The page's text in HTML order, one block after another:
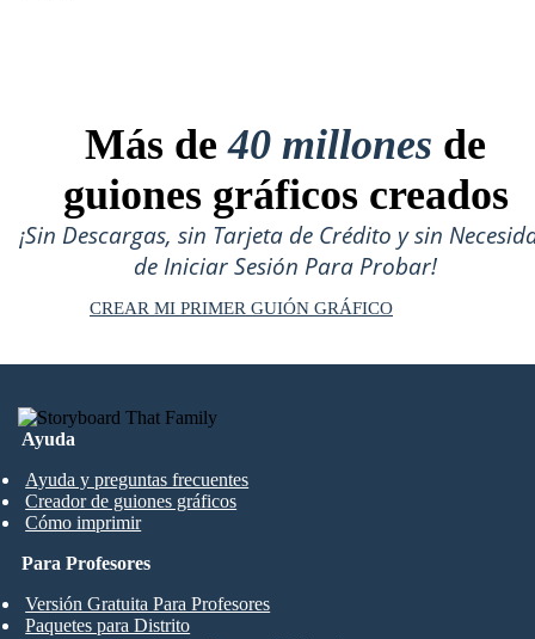
Más de40 millones de
guiones gráficos creados
¡Sin Descargas, sin Tarjeta de Crédito y sin
de Iniciar Sesión Para Probar!
CREAR MI PRIMER GUIÓN GRÁFICO
Ayuda
Ayuda y preguntas frecuentes
Creador de guiones gráficos
Cómo imprimir
Para Profesores
Versión Gratuita Para Profesores
Paquetes para Distrito